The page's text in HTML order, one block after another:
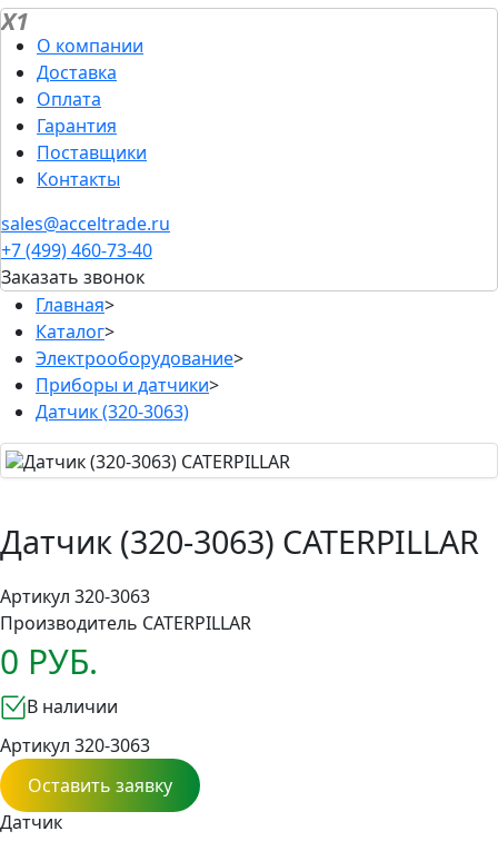
X1
О компании
Доставка
Оплата
Гарантия
Поставщики
Контакты
sales@acceltrade.ru
+7 (499) 460-73-40
Заказать звонок
Главная>
Каталог>
Электрооборудование>
Приборы и датчики>
Датчик (320-3063)
Датчик (320-3063) CATERPILLAR
Артикул 320-3063
Производитель CATERPILLAR
0 РУБ.
В наличии
Артикул 320-3063
Оставить заявку
Датчик